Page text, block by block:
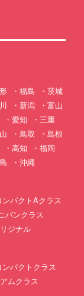
福島
茨城
新潟
富山
愛知
三重
鳥取
島根
高知
福岡
沖縄
ンパクトAクラス
バンクラス
ジナル
ンパクトクラス
ムクラス